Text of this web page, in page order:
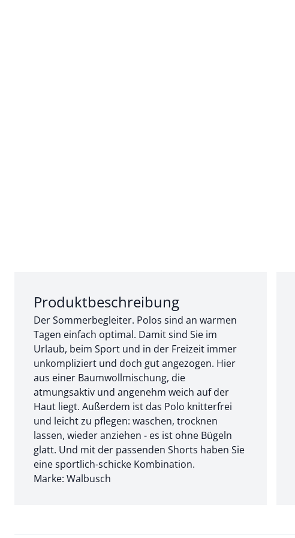
Abschnitt 1 von 3:
Produktbeschreibung
Der Sommerbegleiter. Polos sind an warmen
Tagen einfach optimal. Damit sind Sie im
Urlaub, beim Sport und in der Freizeit immer
unkompliziert und doch gut angezogen. Hier
aus einer Baumwollmischung, die
atmungsaktiv und angenehm weich auf der
Haut liegt. Außerdem ist das Polo knitterfrei
und leicht zu pflegen: waschen, trocknen
lassen, wieder anziehen - es ist ohne Bügeln
glatt. Und mit der passenden Shorts haben Sie
eine sportlich-schicke Kombination.
Marke: Walbusch